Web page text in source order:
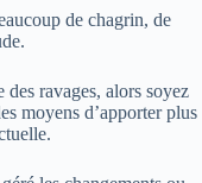
de chagrin, de
ravages, alors soyez
moyens d’apporter plus